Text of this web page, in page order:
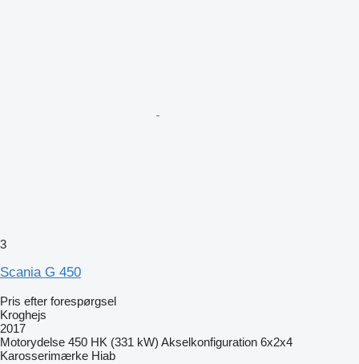
3
Scania G 450
Pris efter forespørgsel
Kroghejs
2017
Motorydelse 450 HK (331 kW) Akselkonfiguration 6x2x4
Karosserimærke Hiab